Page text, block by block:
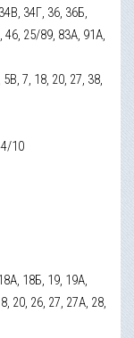
34Г, 36, 36Б,
46, 25/89, 83А, 91А,
7, 18, 20, 27, 38,
10
18Б, 19, 19А,
20, 26, 27, 27А, 28,